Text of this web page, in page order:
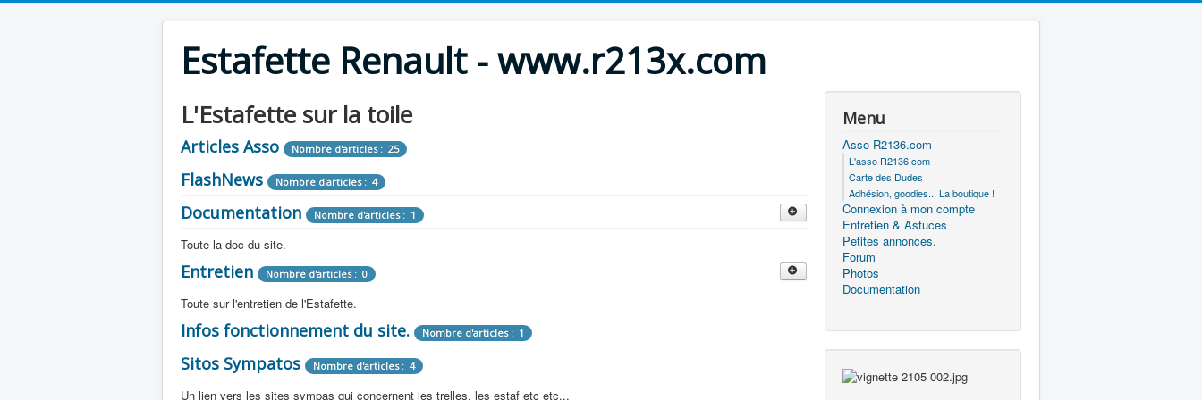
Estafette Renault - www.r213x.com
L'Estafette sur la toile
Articles Asso Nombre d'articles : 25
FlashNews Nombre d'articles : 4
Documentation Nombre d'articles : 1
Toute la doc du site.
Revue de Presse Nombre d'articles : 9
Tous les articles que l'on a vu sur l'estafette !
Camping Car Nombre d'articles : 3
Toute la doc sur les camping cars ou aménagements d'époque.
Documentation Nombre d'articles : 13
Entretien Nombre d'articles : 0
Toute sur l'entretien de l'Estafette.
Mécanique Nombre d'articles : 0
Moteur Nombre d'articles : 14
Electricité Nombre d'articles : 0
Infos fonctionnement du site. Nombre d'articles : 1
Sitos Sympatos Nombre d'articles : 4
Un lien vers les sites sympas qui concernent les trelles, les estaf etc etc...
Menu
Asso R2136.com
L'asso R2136.com
Carte des Dudes
Adhésion, goodies... La boutique !
Connexion à mon compte
Entretien & Astuces
Petites annonces.
Forum
Photos
Documentation